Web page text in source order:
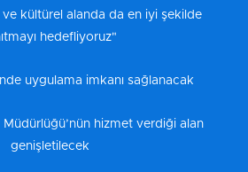
ve kültürel alanda da en iyi şekilde
hedefliyoruz"
uygulama imkanı sağlanacak
hizmet verdiği alan
genişletilecek